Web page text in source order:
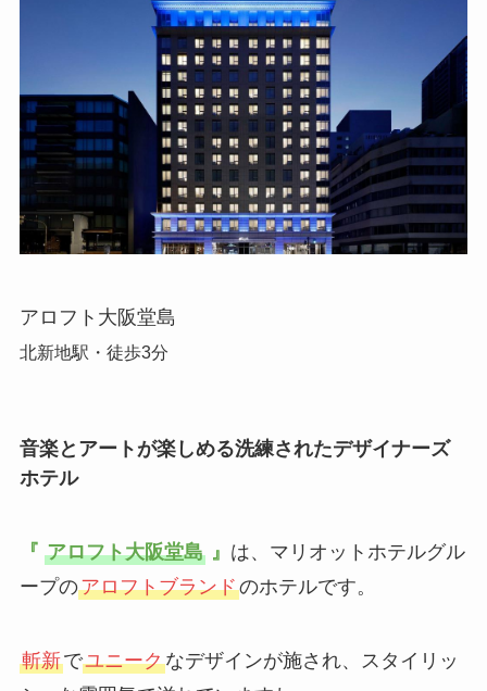
アロフト大阪堂島
北新地駅・徒歩3分
音楽とアートが楽しめる洗練されたデザイナーズ
ホテル
『 アロフト大阪堂島』 は、マリオットホテルグル
ープのアロフトブランドのホテルです。
斬新でユニークなデザインが施され、スタイリッ